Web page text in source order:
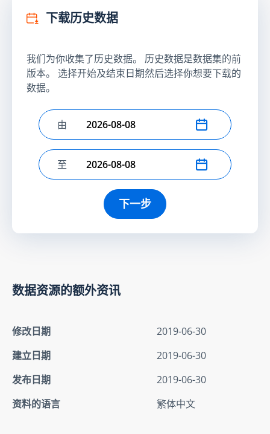
下载历史数据
我们为你收集了历史数据。 历史数据是数据集的前
版本。 选择开始及结束日期然后选择你想要下载的
数据。
选择开始日期
由
选择结束日期
至
下一步
数据资源的额外资讯
修改日期
2019-06-30
建立日期
2019-06-30
发布日期
2019-06-30
资料的语言
繁体中文